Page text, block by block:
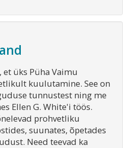
üks Püha Vaimu
kuulutamine. See on
tunnustest ning me
Ellen G. White'i töös.
prohvetliku
suunates, õpetades
Need teevad ka